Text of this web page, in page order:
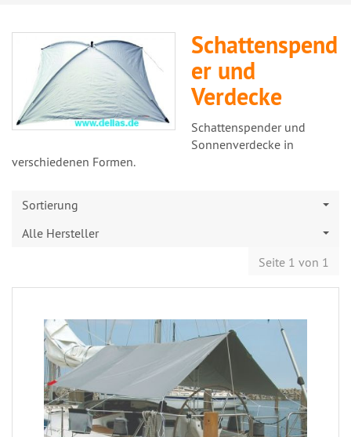
Schattenspend
er und
Verdecke
Schattenspender und
Sonnenverdecke in
verschiedenen Formen.
Sortierung
Alle Hersteller
Seite 1 von 1